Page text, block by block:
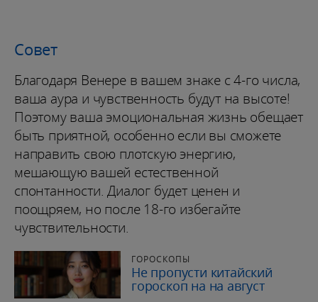
Совет
Благодаря Венере в вашем знаке с 4-го числа,
ваша аура и чувственность будут на высоте!
Поэтому ваша эмоциональная жизнь обещает
быть приятной, особенно если вы сможете
направить свою плотскую энергию,
мешающую вашей естественной
спонтанности. Диалог будет ценен и
поощряем, но после 18-го избегайте
чувствительности.
ГОРОСКОПЫ
Не пропусти китайский
гороскоп на на август